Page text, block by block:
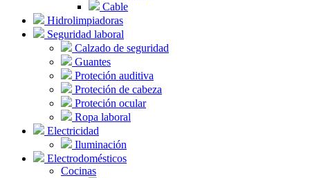
Cable
Hidrolimpiadoras
Seguridad laboral
Calzado de seguridad
Guantes
Proteción auditiva
Proteción de cabeza
Proteción ocular
Ropa laboral
Electricidad
Iluminación
Electrodomésticos
Cocinas